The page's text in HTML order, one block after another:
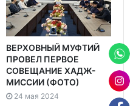
ВЕРХОВНЫЙ МУФТИЙ
ПРОВЕЛ ПЕРВОЕ
СОВЕЩАНИЕ ХАДЖ-
МИССИИ (ФОТО)
24 мая 2024